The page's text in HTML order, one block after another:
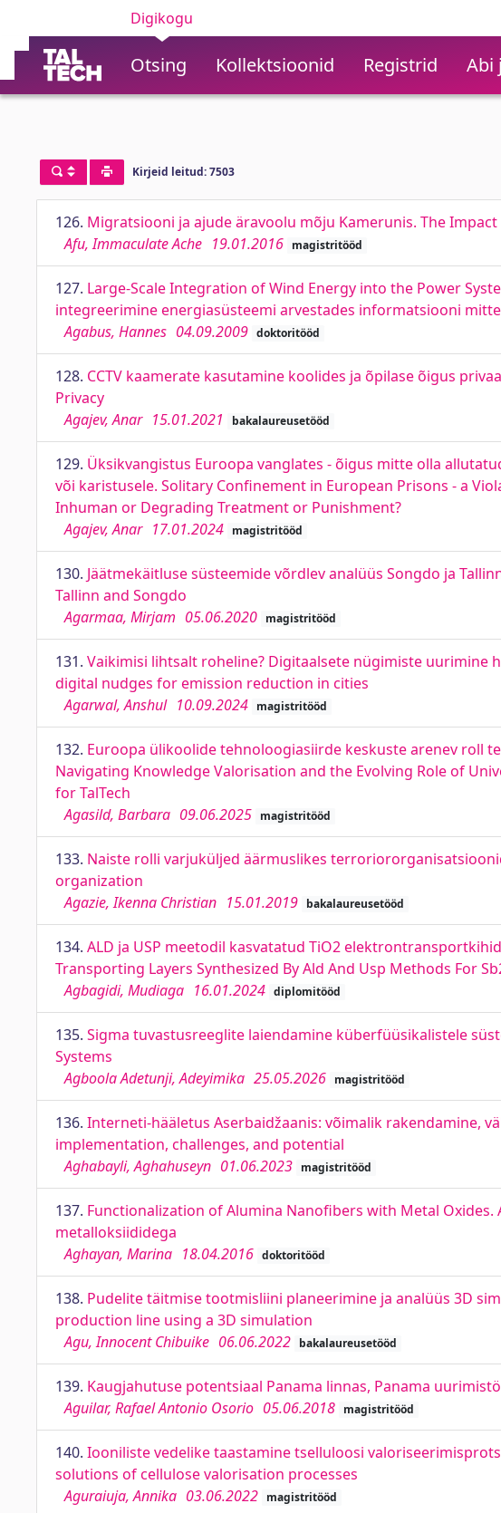
Digikogu
Otsing Kollektsioonid Registrid Abi
Kirjeid leitud: 7503
126. Migratsiooni ja ajude äravoolu mõju Kamerunis. The
Afu, Immaculate Ache 19.01.2016 magistritööd
127. Large-Scale Integration of Wind Energy into the Power
integreerimine energiasüsteemi arvestades informatsiooni
Agabus, Hannes 04.09.2009 doktoritööd
128. CCTV kaamerate kasutamine koolides ja õpilase õigus
Privacy
Agajev, Anar 15.01.2021 bakalaureusetööd
129. Üksikvangistus Euroopa vanglates - õigus mitte olla
või karistusele. Solitary Confinement in European Prisons - a
Inhuman or Degrading Treatment or Punishment?
Agajev, Anar 17.01.2024 magistritööd
130. Jäätmekäitluse süsteemide võrdlev analüüs Songdo ja
Tallinn and Songdo
Agarmaa, Mirjam 05.06.2020 magistritööd
131. Vaikimisi lihtsalt roheline? Digitaalsete nügimiste uurimine
digital nudges for emission reduction in cities
Agarwal, Anshul 10.09.2024 magistritööd
132. Euroopa ülikoolide tehnoloogiasiirde keskuste arenev roll
Navigating Knowledge Valorisation and the Evolving Role of
for TalTech
Agasild, Barbara 09.06.2025 magistritööd
133. Naiste rolli varjuküljed äärmuslikes
organization
Agazie, Ikenna Christian 15.01.2019 bakalaureusetööd
134. ALD ja USP meetodil kasvatatud TiO2
Transporting Layers Synthesized By Ald And Usp Methods For
Agbagidi, Mudiaga 16.01.2024 diplomitööd
135. Sigma tuvastusreeglite laiendamine küberfüüsikalistele
Systems
Agboola Adetunji, Adeyimika 25.05.2026 magistritööd
136. Interneti-hääletus Aserbaidžaanis: võimalik rakendamine,
implementation, challenges, and potential
Aghabayli, Aghahuseyn 01.06.2023 magistritööd
137. Functionalization of Alumina Nanofibers with Metal
metalloksiididega
Aghayan, Marina 18.04.2016 doktoritööd
138. Pudelite täitmise tootmisliini planeerimine ja analüüs 3D
production line using a 3D simulation
Agu, Innocent Chibuike 06.06.2022 bakalaureusetööd
139. Kaugjahutuse potentsiaal Panama linnas, Panama
Aguilar, Rafael Antonio Osorio 05.06.2018 magistritööd
140. Iooniliste vedelike taastamine tselluloosi
solutions of cellulose valorisation processes
Aguraiuja, Annika 03.06.2022 magistritööd